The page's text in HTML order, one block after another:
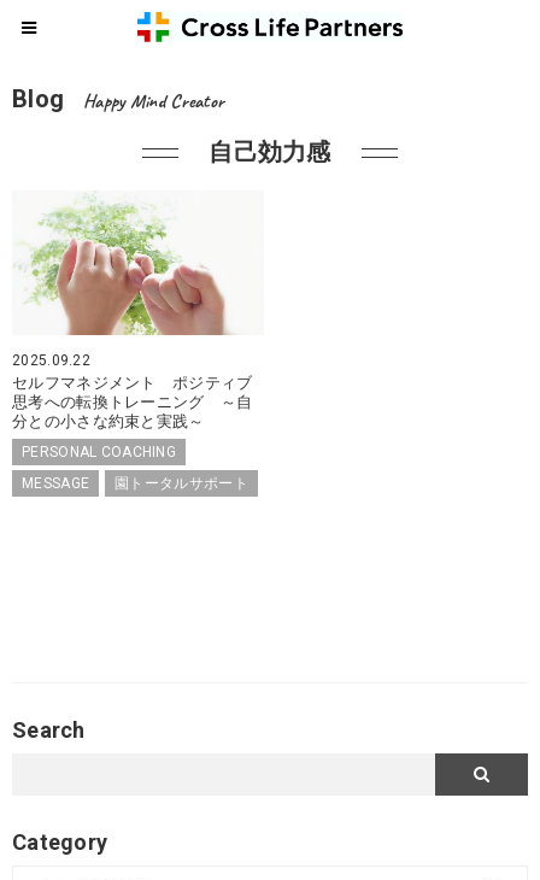
Blog Happy Mind Creator
自己効力感
2025.09.22
セルフマネジメント ポジティブ
思考への転換トレーニング ～自
分との小さな約束と実践～
PERSONAL COACHING
MESSAGE
園トータルサポート
Search
Category